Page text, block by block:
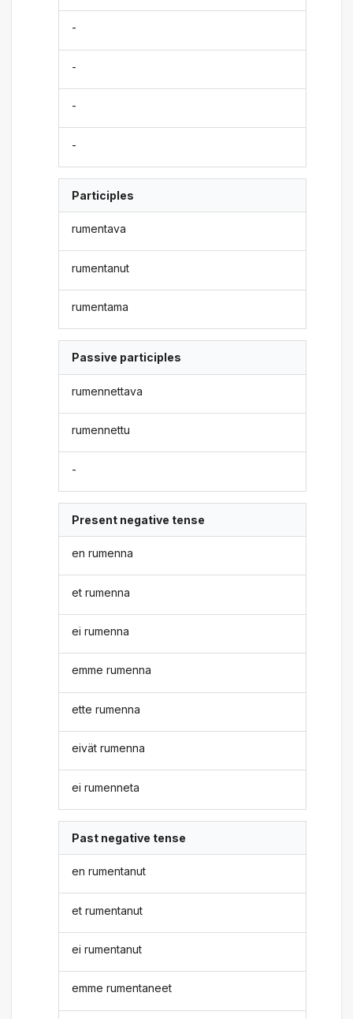
-
-
-
-
Participles
rumentava
rumentanut
rumentama
Passive participles
rumennettava
rumennettu
-
Present negative tense
en rumenna
et rumenna
ei rumenna
emme rumenna
ette rumenna
eivät rumenna
ei rumenneta
Past negative tense
en rumentanut
et rumentanut
ei rumentanut
emme rumentaneet